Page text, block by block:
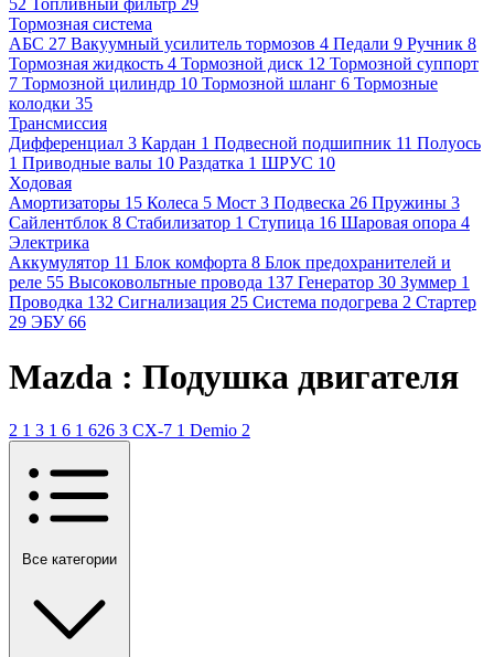
52 Топливный фильтр 29
Тормозная система
АБС 27 Вакуумный усилитель тормозов 4 Педали 9 Ручник 8
Тормозная жидкость 4 Тормозной диск 12 Тормозной суппорт
7 Тормозной цилиндр 10 Тормозной шланг 6 Тормозные
колодки 35
Трансмиссия
Дифференциал 3 Кардан 1 Подвесной подшипник 11 Полуось
1 Приводные валы 10 Раздатка 1 ШРУС 10
Ходовая
Амортизаторы 15 Колеса 5 Мост 3 Подвеска 26 Пружины 3
Сайлентблок 8 Стабилизатор 1 Ступица 16 Шаровая опора 4
Электрика
Аккумулятор 11 Блок комфорта 8 Блок предохранителей и
реле 55 Высоковольтные провода 137 Генератор 30 Зуммер 1
Проводка 132 Сигнализация 25 Система подогрева 2 Стартер
29 ЭБУ 66
Mazda : Подушка двигателя
2 1 3 1 6 1 626 3 CX-7 1 Demio 2
Все категории